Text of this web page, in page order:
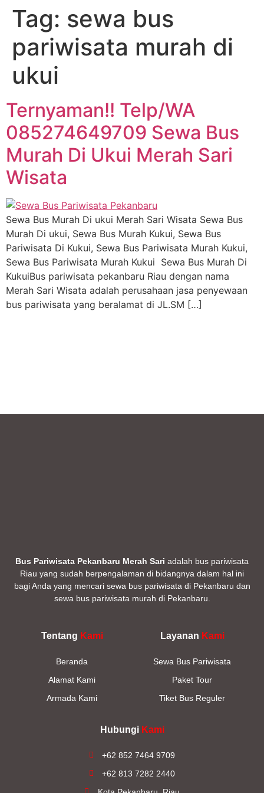
Tag: sewa bus
pariwisata murah di
ukui
Ternyaman!! Telp/WA
085274649709 Sewa Bus
Murah Di Ukui Merah Sari
Wisata
Sewa Bus Murah Di ukui Merah Sari Wisata Sewa Bus
Murah Di ukui, Sewa Bus Murah Kukui, Sewa Bus
Pariwisata Di Kukui, Sewa Bus Pariwisata Murah Kukui,
Sewa Bus Pariwisata Murah Kukui Sewa Bus Murah Di
KukuiBus pariwisata pekanbaru Riau dengan nama
Merah Sari Wisata adalah perusahaan jasa penyewaan
bus pariwisata yang beralamat di JL.SM […]
Bus Pariwisata Pekanbaru Merah Sari adalah bus pariwisata
Riau yang sudah berpengalaman di bidangnya dalam hal ini
bagi Anda yang mencari sewa bus pariwisata di Pekanbaru dan
sewa bus pariwisata murah di Pekanbaru.
Tentang Kami
Beranda
Alamat Kami
Armada Kami
Layanan Kami
Sewa Bus Pariwisata
Paket Tour
Tiket Bus Reguler
Hubungi Kami
+62 852 7464 9709
+62 813 7282 2440